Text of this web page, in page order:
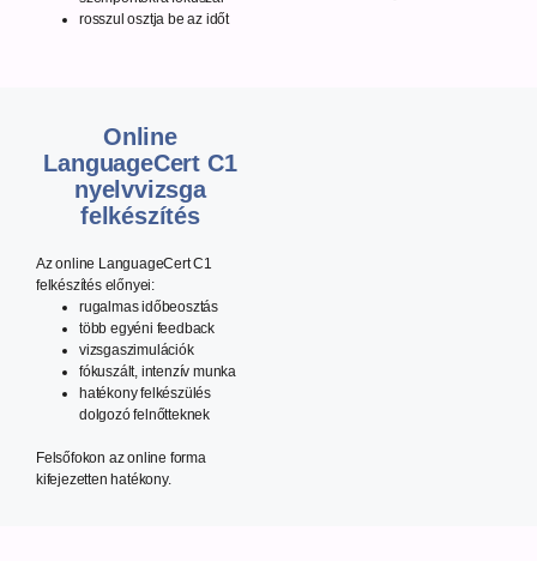
rosszul osztja be az időt
Online
LanguageCert C1
nyelvvizsga
felkészítés
Az online LanguageCert C1
felkészítés előnyei:
rugalmas időbeosztás
több egyéni feedback
vizsgaszimulációk
fókuszált, intenzív munka
hatékony felkészülés
dolgozó felnőtteknek
Felsőfokon az online forma
kifejezetten hatékony.